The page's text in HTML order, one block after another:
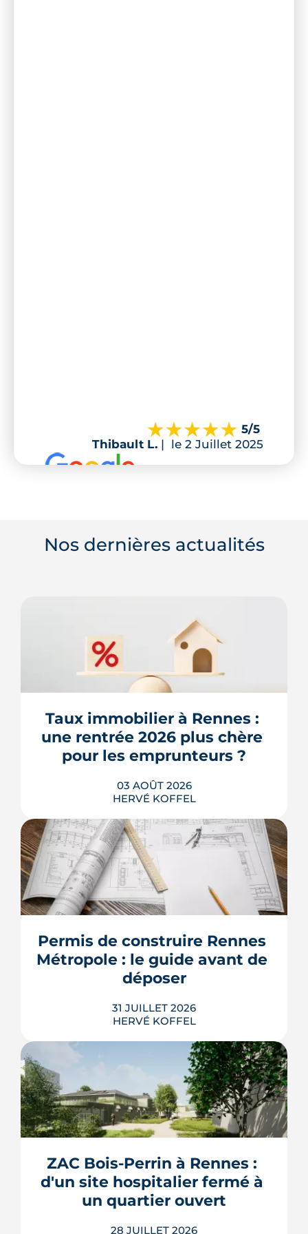
5/5
Thibault L. | le 2 Juillet 2025
Nos dernières actualités
Taux immobilier à Rennes :
une rentrée 2026 plus chère
pour les emprunteurs ?
03 AOÛT 2026
HERVÉ KOFFEL
Les taux de crédit se sont stabilisés cet
été, mais au-dessus de leur niveau du
printemps. À Rennes, la hausse des prix
resserrent le budget des acheteurs à la
rentrée 2026.
LIRE L'ARTICLE
Permis de construire Rennes
Métropole : le guide avant de
déposer
31 JUILLET 2026
HERVÉ KOFFEL
Construire, agrandir ou surélever à
Rennes Métropole ne s'improvise pas :
entre seuils de surface, PLUi des 43
communes et secteurs patrimoniaux, le
premier coup de crayon. Ce guide
passe en revue les cas où le permis
s'impose, le dépôt en ligne et les délai...
LIRE L'ARTICLE
ZAC Bois-Perrin à Rennes :
d'un site hospitalier fermé à
un quartier ouvert
28 JUILLET 2026